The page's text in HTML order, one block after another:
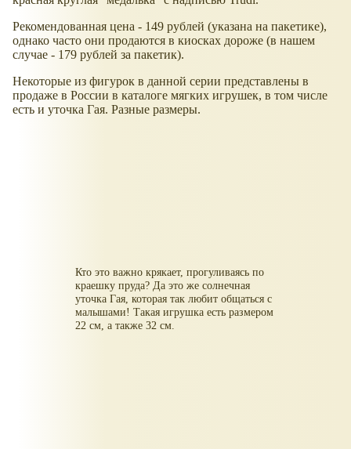
Рекомендованная цена - 149 рублей (указана на пакетике),
однако часто они продаются в киосках дороже (в нашем
случае - 179 рублей за пакетик).
Некоторые из фигурок в данной серии представлены в
продаже в России в каталоге мягких игрушек, в том числе
есть и уточка Гая. Разные размеры.
Кто это важно крякает, прогуливаясь по
краешку пруда? Да это же солнечная
уточка Гая, которая так любит общаться с
малышами! Такая игрушка есть размером
22 см, а также 32 см.